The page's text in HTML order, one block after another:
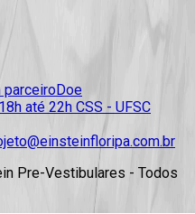
parceiroDoe
até 22h CSS - UFSC
Pre-Vestibulares - Todos